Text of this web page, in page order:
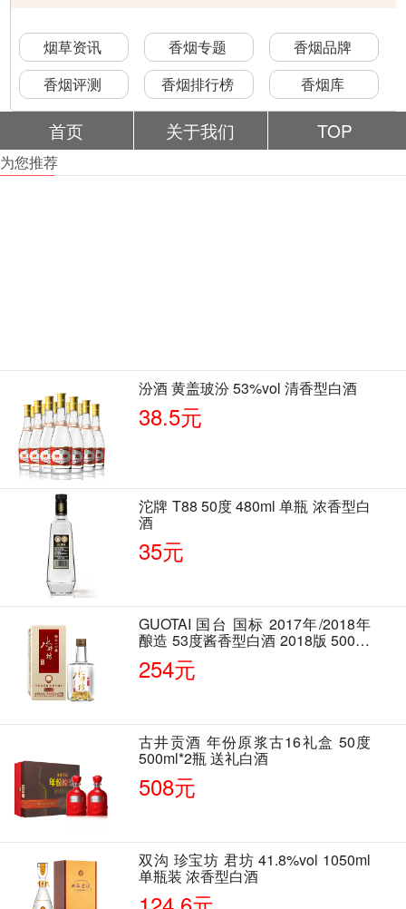
烟草资讯 香烟专题
香烟品牌
香烟评测
香烟排行榜 香烟库
首页 关于我们 TOP
为您推荐
汾酒 黄盖玻汾 53%vol 清香型白酒
38.5元
沱牌 T88 50度 480ml 单瓶 浓香型白
酒
35元
GUOTAI 国台 国标 2017年/2018年
酿造 53度酱香型白酒 2018版 500ml
单瓶装
254元
古井贡酒 年份原浆古16礼盒 50度
500ml*2瓶 送礼白酒
508元
双沟 珍宝坊 君坊 41.8%vol 1050ml
单瓶装 浓香型白酒